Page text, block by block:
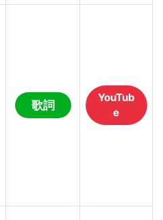
歌詞
YouTub
e